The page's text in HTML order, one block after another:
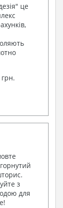
це
грн.
з
для